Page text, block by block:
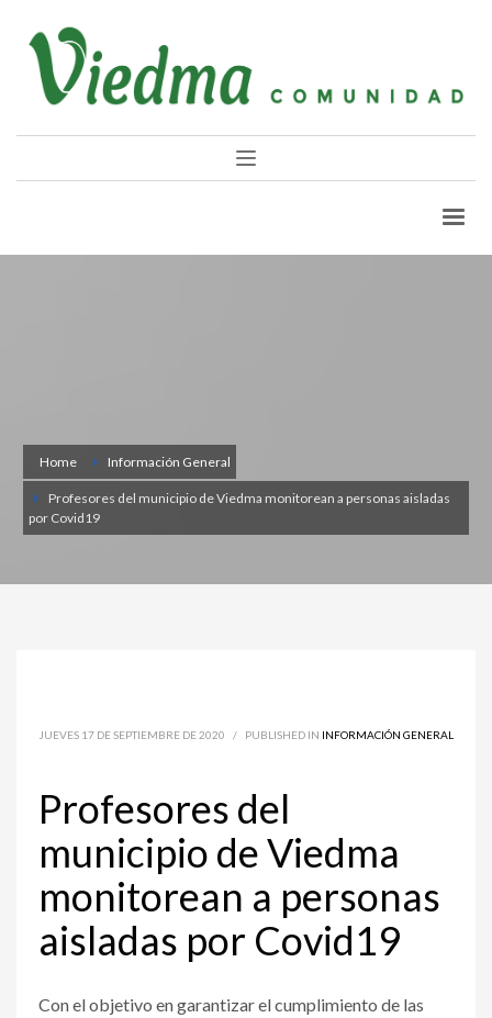
Home Información General
Profesores del municipio de Viedma monitorean a personas aisladas
por Covid19
JUEVES 17 DE SEPTIEMBRE DE 2020 / PUBLISHED IN INFORMACIÓN GENERAL
Profesores del
municipio de Viedma
monitorean a personas
aisladas por Covid19
Con el objetivo en garantizar el cumplimiento de las